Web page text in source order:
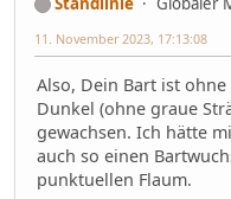
11. November 2023, 17:13:08
Also, Dein Bart ist
Dunkel (ohne graue
gewachsen. Ich hätte
auch so einen
punktuellen Flaum.